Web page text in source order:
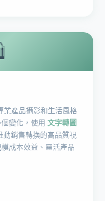
業產品攝影和生活風格
變化，使用 文字轉圖
動銷售轉換的高品質視
成本效益、靈活產品